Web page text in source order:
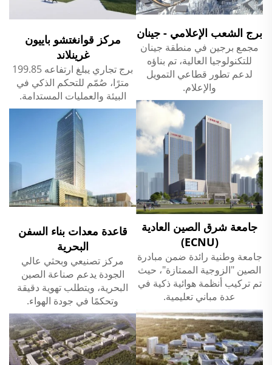
برج الشعب الإعلامي - جينان
مجمع برجين في منطقة جينان
للتكنولوجيا العالية، تم بناؤه
لدعم تطور قطاعي التمويل
والإعلام.
مركز قوانغتشو باييون
غرينلاند
برج تجاري يبلغ ارتفاعه 199.85
مترًا، صُمّم للتحكم الذكي في
البيئة والعمليات المستدامة.
جامعة شرق الصين العادية
(ECNU)
جامعة وطنية رائدة ضمن مبادرة
الصين "الزوجية الممتازة"، حيث
تم تركيب أنظمة هوائية ذكية في
عدة مباني تعليمية.
قاعدة معدات بناء السفن
البحرية
مركز تصنيعي وبحثي عالي
الجودة يدعم صناعة الصين
البحرية، ويتطلب تهوية دقيقة
وتحكمًا في جودة الهواء.